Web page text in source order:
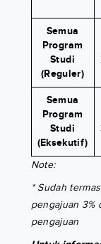
Semua
Program
Studi
(Reguler)
Semua
Program
Studi
(Eksekutif)
Note:
* Sudah
pengajuan 3%
pengajuan